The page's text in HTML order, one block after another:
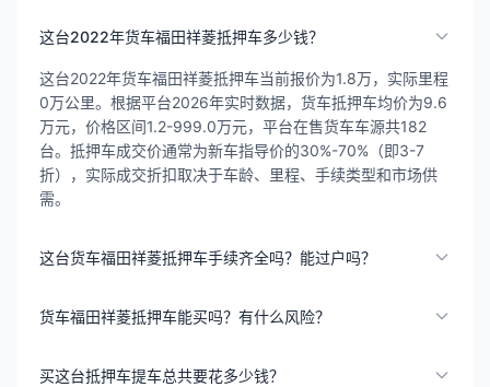
这台2022年货车福田祥菱抵押车多少钱？
这台2022年货车福田祥菱抵押车当前报价为1.8万，实际里程
0万公里。根据平台2026年实时数据，货车抵押车均价为9.6
万元，价格区间1.2-999.0万元，平台在售货车车源共182
台。抵押车成交价通常为新车指导价的30%-70%（即3-7
折），实际成交折扣取决于车龄、里程、手续类型和市场供
需。
这台货车福田祥菱抵押车手续齐全吗？能过户吗？
货车福田祥菱抵押车能买吗？有什么风险？
买这台抵押车提车总共要花多少钱？